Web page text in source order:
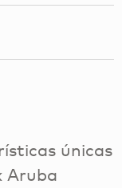
únicas
Aruba